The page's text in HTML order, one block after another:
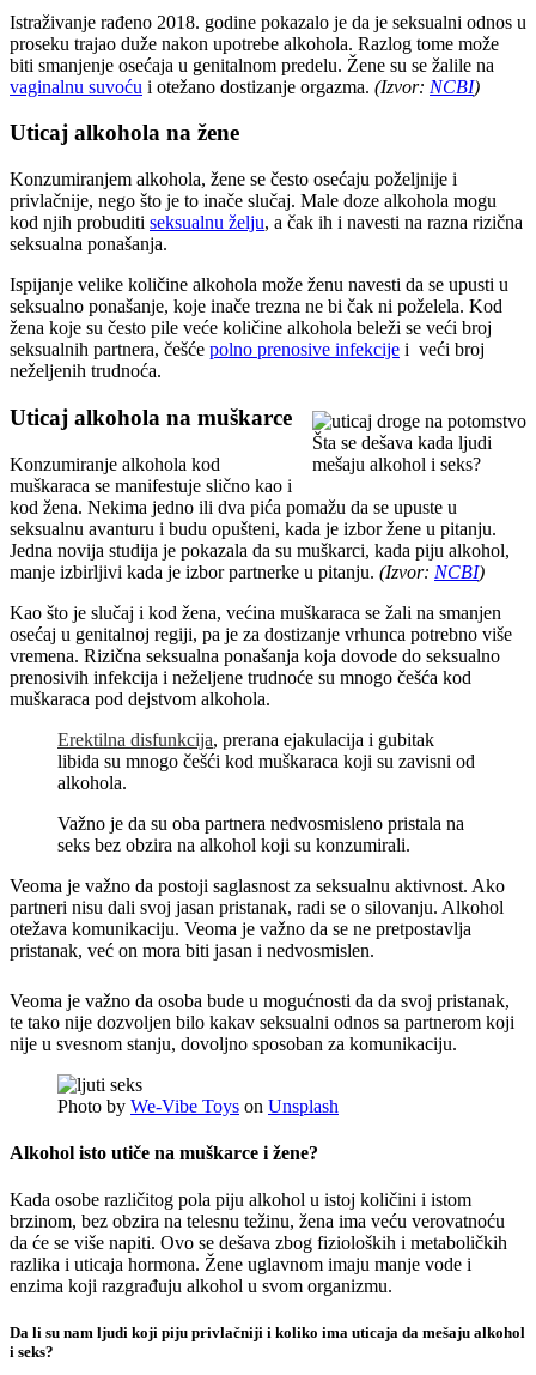
Istraživanje rađeno 2018. godine pokazalo je da je seksualni odnos u
proseku trajao duže nakon upotrebe alkohola. Razlog tome može
biti smanjenje osećaja u genitalnom predelu. Žene su se žalile na
vaginalnu suvoću i otežano dostizanje orgazma. (Izvor: NCBI)
Uticaj alkohola na žene
Konzumiranjem alkohola, žene se često osećaju poželjnije i
privlačnije, nego što je to inače slučaj. Male doze alkohola mogu
kod njih probuditi seksualnu želju, a čak ih i navesti na razna rizična
seksualna ponašanja.
Ispijanje velike količine alkohola može ženu navesti da se upusti u
seksualno ponašanje, koje inače trezna ne bi čak ni poželela. Kod
žena koje su često pile veće količine alkohola beleži se veći broj
seksualnih partnera, češće polno prenosive infekcije i veći broj
neželjenih trudnoća.
Šta se dešava kada ljudi
mešaju alkohol i seks?
Uticaj alkohola na muškarce
Konzumiranje alkohola kod
muškaraca se manifestuje slično kao i
kod žena. Nekima jedno ili dva pića pomažu da se upuste u
seksualnu avanturu i budu opušteni, kada je izbor žene u pitanju.
Jedna novija studija je pokazala da su muškarci, kada piju alkohol,
manje izbirljivi kada je izbor partnerke u pitanju. (Izvor: NCBI)
Kao što je slučaj i kod žena, većina muškaraca se žali na smanjen
osećaj u genitalnoj regiji, pa je za dostizanje vrhunca potrebno više
vremena. Rizična seksualna ponašanja koja dovode do seksualno
prenosivih infekcija i neželjene trudnoće su mnogo češća kod
muškaraca pod dejstvom alkohola.
Erektilna disfunkcija, prerana ejakulacija i gubitak
libida su mnogo češći kod muškaraca koji su zavisni od
alkohola.
Važno je da su oba partnera nedvosmisleno pristala na
seks bez obzira na alkohol koji su konzumirali.
Veoma je važno da postoji saglasnost za seksualnu aktivnost. Ako
partneri nisu dali svoj jasan pristanak, radi se o silovanju. Alkohol
otežava komunikaciju. Veoma je važno da se ne pretpostavlja
pristanak, već on mora biti jasan i nedvosmislen.
Veoma je važno da osoba bude u mogućnosti da da svoj pristanak,
te tako nije dozvoljen bilo kakav seksualni odnos sa partnerom koji
nije u svesnom stanju, dovoljno sposoban za komunikaciju.
Photo by We-Vibe Toys on Unsplash
Alkohol isto utiče na muškarce i žene?
Kada osobe različitog pola piju alkohol u istoj količini i istom
brzinom, bez obzira na telesnu težinu, žena ima veću verovatnoću
da će se više napiti. Ovo se dešava zbog fizioloških i metaboličkih
razlika i uticaja hormona. Žene uglavnom imaju manje vode i
enzima koji razgrađuju alkohol u svom organizmu.
Da li su nam ljudi koji piju privlačniji i koliko ima uticaja da mešaju alkohol
i seks?